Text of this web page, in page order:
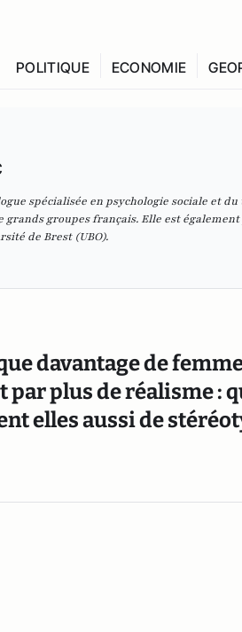
POLITIQUE ECONOMIE
spécialisée en psychologie sociale et
grands groupes français. Elle est
de Brest (UBO).
davantage de
plus de réalisme :
elles aussi de